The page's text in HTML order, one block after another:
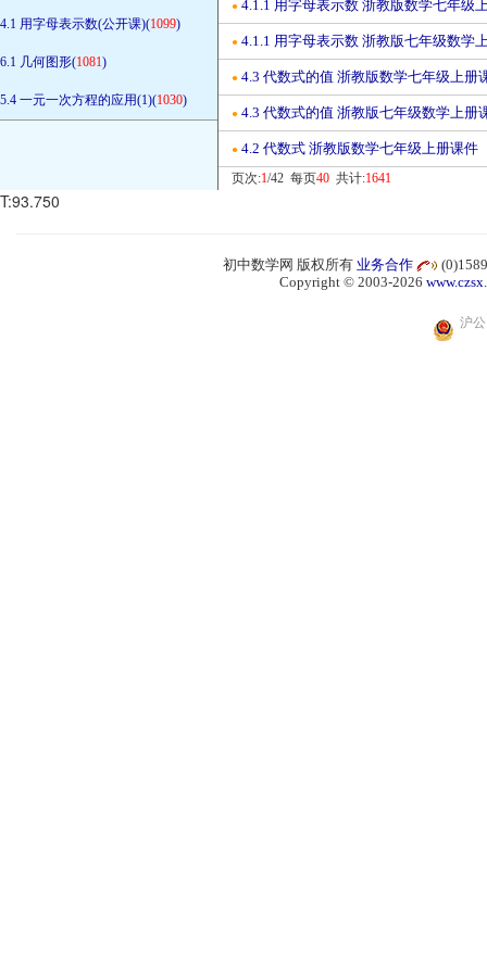
4.1 用字母表示数(公开课)(1099)
6.1 几何图形(1081)
5.4 一元一次方程的应用(1)(1030)
● 4.1.1 用字母表示数 浙教版数学七年级
● 4.1.1 用字母表示数 浙教版七年级数学
● 4.3 代数式的值 浙教版数学七年级上册
● 4.3 代数式的值 浙教版七年级数学上册
● 4.2 代数式 浙教版数学七年级上册课件
页次:1/42 每页40 共计:1641
T:93.750
初中数学网 版权所有 业务合作
Copyright © 2003-2026
沪公